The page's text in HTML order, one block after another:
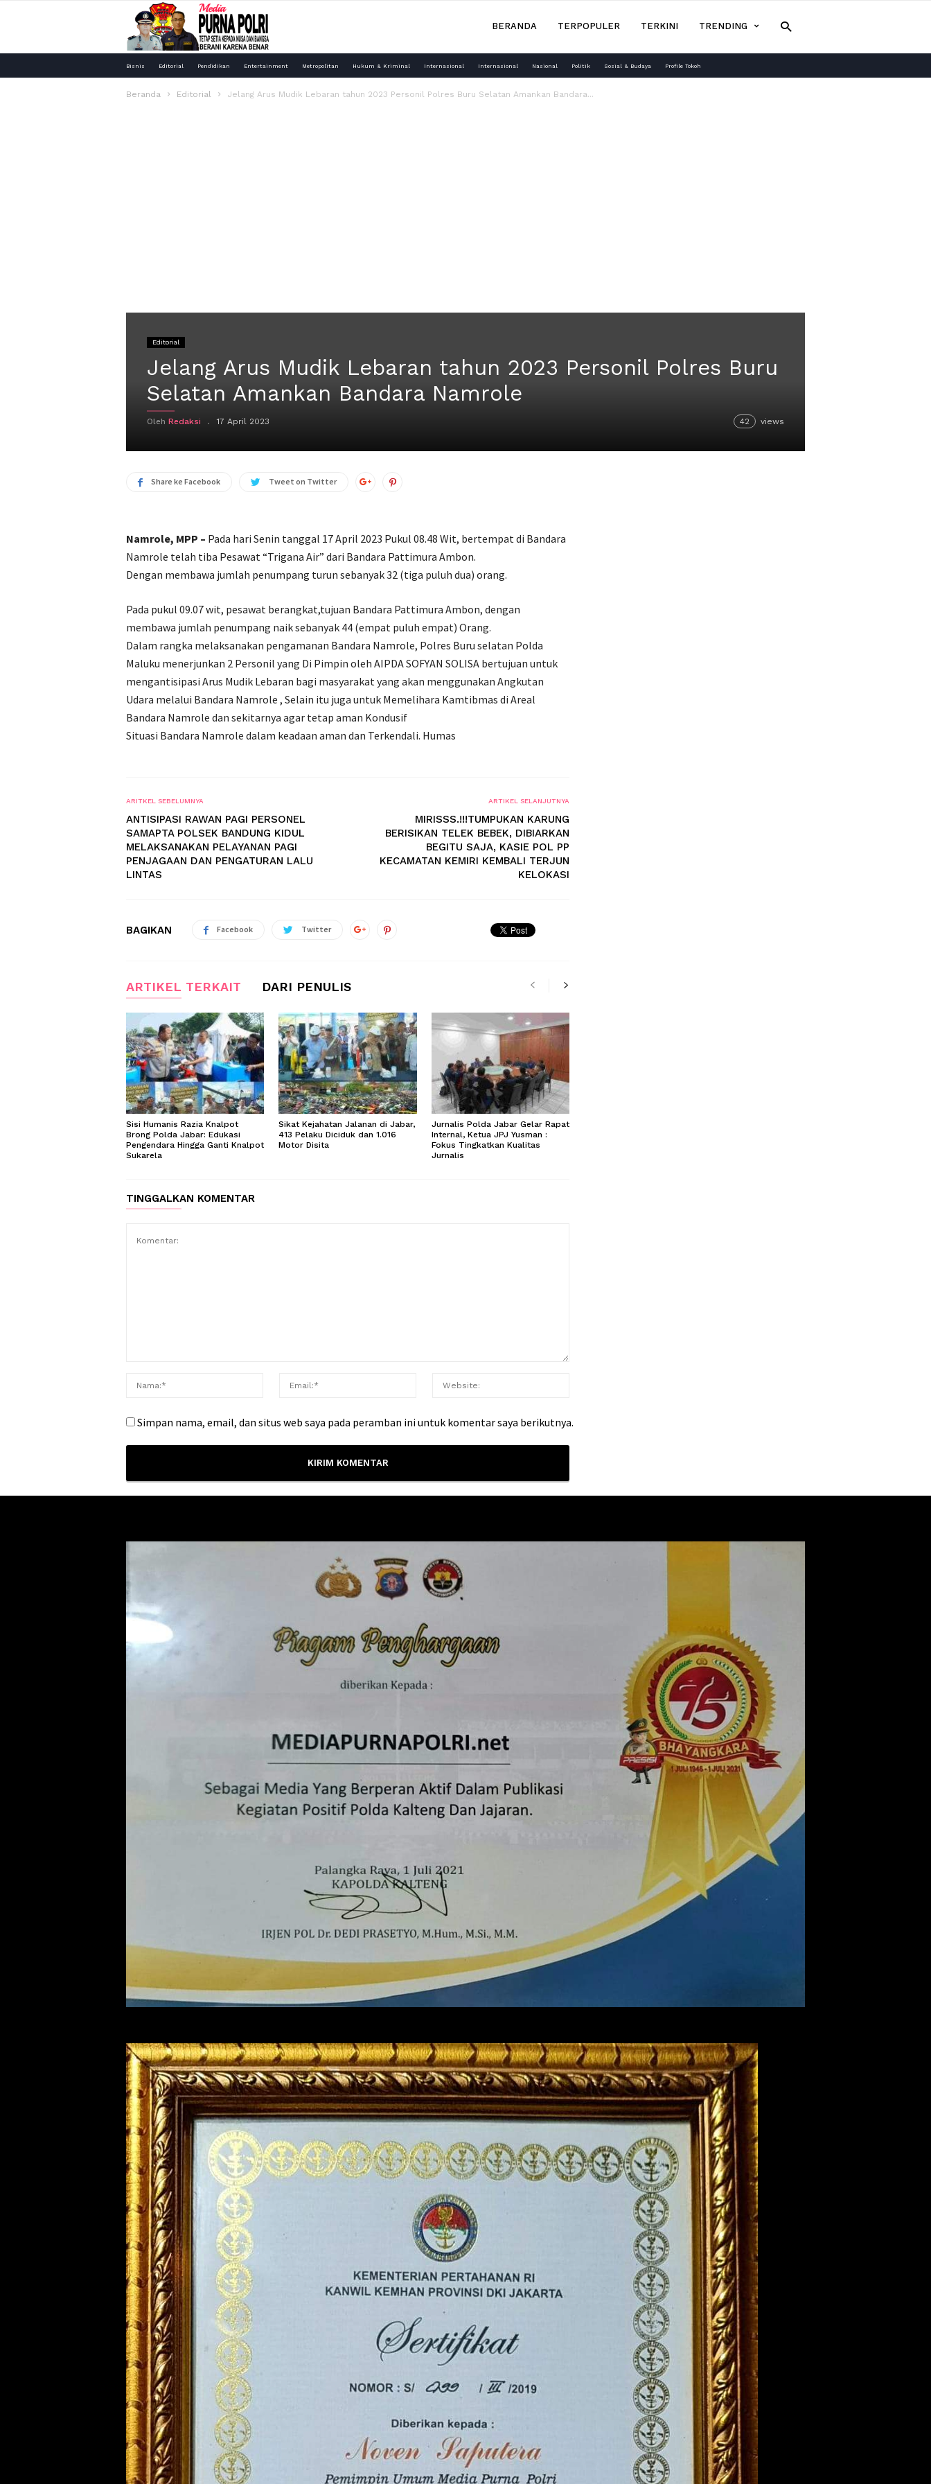
Purna
BERANDA TERPOPULER TERKINI TRENDING
Bisnis Editorial Pendidikan Entertainment Metropolitan Hukum & Kriminal Internasional Internasional Nasional Politik Sosial & Budaya Profile Tokoh
Beranda Editorial Jelang Arus Mudik Lebaran tahun 2023 Personil Polres Buru Selatan Amankan Bandara...
Editorial
Jelang Arus Mudik Lebaran tahun 2023 Personil Polres Buru
Selatan Amankan Bandara Namrole
Oleh Redaksi 17 April 2023 42 views
Share ke Facebook Tweet on Twitter
Namrole, MPP – Pada hari Senin tanggal 17 April 2023 Pukul 08.48 Wit, bertempat di Bandara
Namrole telah tiba Pesawat “Trigana Air” dari Bandara Pattimura Ambon.
Dengan membawa jumlah penumpang turun sebanyak 32 (tiga puluh dua) orang.
Pada pukul 09.07 wit, pesawat berangkat,tujuan Bandara Pattimura Ambon, dengan
membawa jumlah penumpang naik sebanyak 44 (empat puluh empat) Orang.
Dalam rangka melaksanakan pengamanan Bandara Namrole, Polres Buru selatan Polda
Maluku menerjunkan 2 Personil yang Di Pimpin oleh AIPDA SOFYAN SOLISA bertujuan untuk
mengantisipasi Arus Mudik Lebaran bagi masyarakat yang akan menggunakan Angkutan
Udara melalui Bandara Namrole , Selain itu juga untuk Memelihara Kamtibmas di Areal
Bandara Namrole dan sekitarnya agar tetap aman Kondusif
Situasi Bandara Namrole dalam keadaan aman dan Terkendali. Humas
ARITKEL SEBELUMNYA
ANTISIPASI RAWAN PAGI PERSONEL
SAMAPTA POLSEK BANDUNG KIDUL
MELAKSANAKAN PELAYANAN PAGI
PENJAGAAN DAN PENGATURAN LALU
LINTAS
ARTIKEL SELANJUTNYA
MIRISSS.!!!TUMPUKAN KARUNG
BERISIKAN TELEK BEBEK, DIBIARKAN
BEGITU SAJA, KASIE POL PP
KECAMATAN KEMIRI KEMBALI TERJUN
KELOKASI
BAGIKAN Facebook Twitter
ARTIKEL TERKAIT DARI PENULIS
Sisi Humanis Razia Knalpot
Brong Polda Jabar: Edukasi
Pengendara Hingga Ganti Knalpot
Sukarela
Sikat Kejahatan Jalanan di Jabar,
413 Pelaku Diciduk dan 1.016
Motor Disita
Jurnalis Polda Jabar Gelar Rapat
Internal, Ketua JPJ Yusman :
Fokus Tingkatkan Kualitas
Jurnalis
TINGGALKAN KOMENTAR
Simpan nama, email, dan situs web saya pada peramban ini untuk komentar saya berikutnya.